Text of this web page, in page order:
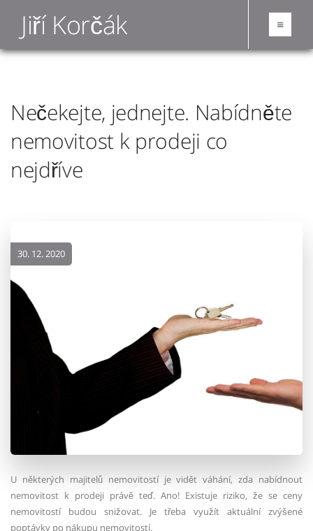
Jiří Korčák
Nečekejte, jednejte. Nabídněte
nemovitost k prodeji co
nejdříve
30. 12. 2020
U některých majitelů nemovitostí je vidět váhání, zda nabídnout
nemovitost k prodeji právě teď. Ano! Existuje riziko, že se ceny
nemovitostí budou snižovat. Je třeba využít aktuální zvýšené
poptávky po nákupu nemovitostí.